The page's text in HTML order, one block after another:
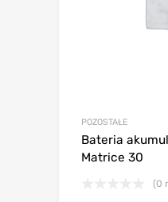
POZOSTAŁE
Bateria
Matrice 30
(0